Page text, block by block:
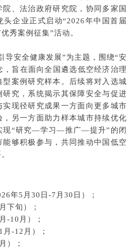
、法治政府研究院，协同多家国
头企业正式启动“2026年中国首届
秀案例征集”活动。
导安全健康发展”为主题，围绕“安
，旨在面向全国遴选低空经济治理
案例研究样本。后续将对入选城
究，系统揭示其保障安全与促进
实现径研究成果一方面向更多城市
另一方面助力样本城市持续优化
现“研究—学习—推广—提升”的闭
够积极参与，共同推动中国低空
年5月30日-7月30日）；
下旬）；
-10月）；
-12月）；
）；